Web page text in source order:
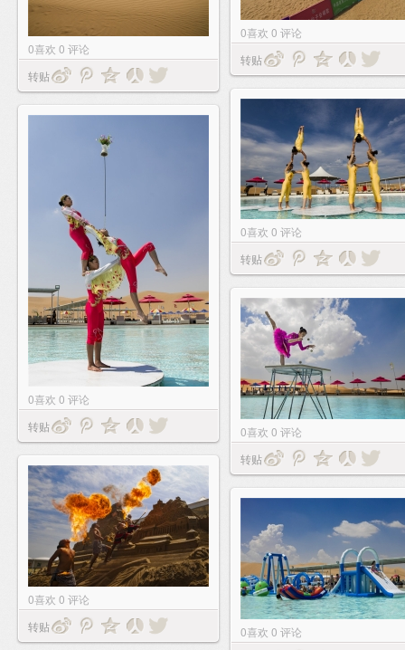
0喜欢 0 评论
转贴
0喜欢 0 评论
转贴
0喜欢 0 评论
转贴
0喜欢 0 评论
转贴
0喜欢 0 评论
转贴
0喜欢 0 评论
转贴
0喜欢 0 评论